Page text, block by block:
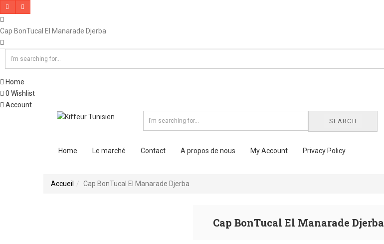
Cap BonTucal El Manarade Djerba
Home
0 Wishlist
Account
SEARCH
Home Le marché Contact A propos de nous My Account Privacy Policy
Accueil Cap BonTucal El Manarade Djerba
Cap BonTucal El Manarade Djerba